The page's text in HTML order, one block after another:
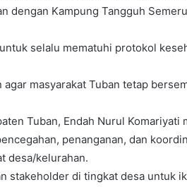
dengan Kampung Tangguh
selalu mematuhi protokol
masyarakat Tuban tetap
Tuban, Endah Nurul Komariyati
penanganan, dan
desa/kelurahan.
stakeholder di tingkat desa untuk